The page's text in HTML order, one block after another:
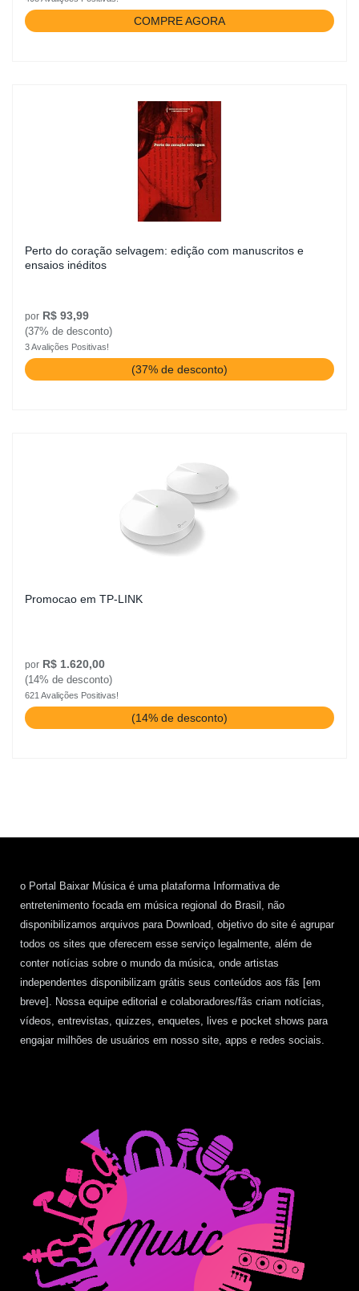
COMPRE AGORA
Perto do coração selvagem: edição com manuscritos e
ensaios inéditos
por R$ 93,99
(37% de desconto)
3 Avalições Positivas!
(37% de desconto)
Promocao em TP-LINK
por R$ 1.620,00
(14% de desconto)
621 Avalições Positivas!
(14% de desconto)
o Portal Baixar Música é uma plataforma Informativa de
entretenimento focada em música regional do Brasil, não
disponibilizamos arquivos para Download, objetivo do site é agrupar
todos os sites que oferecem esse serviço legalmente, além de
conter notícias sobre o mundo da música, onde artistas
independentes disponibilizam grátis seus conteúdos aos fãs [em
breve]. Nossa equipe editorial e colaboradores/fãs criam notícias,
vídeos, entrevistas, quizzes, enquetes, lives e pocket shows para
engajar milhões de usuários em nosso site, apps e redes sociais.